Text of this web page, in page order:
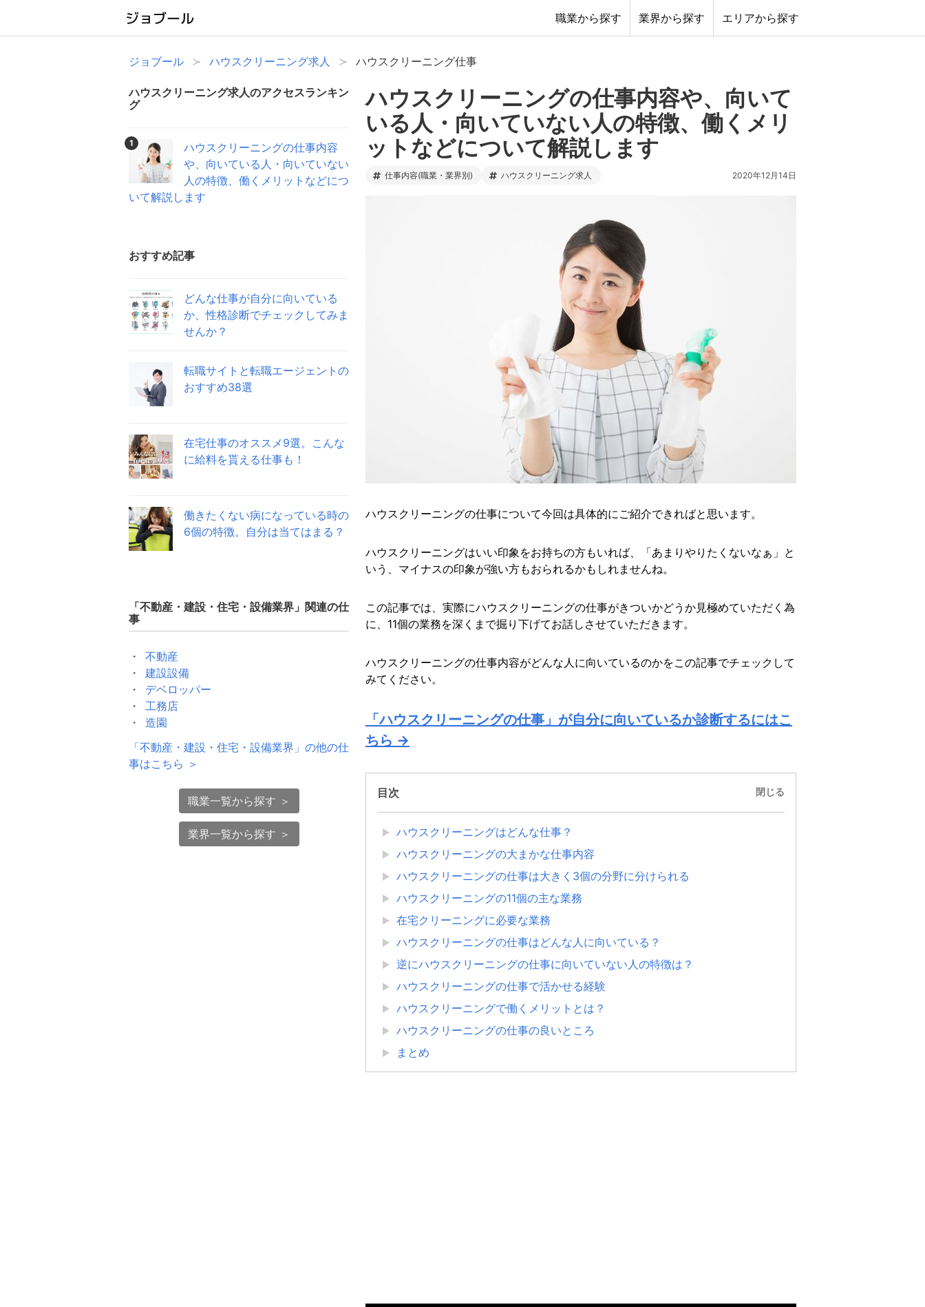
職業から探す 業界から探す エリアから探す
ジョブール ハウスクリーニング求人 ハウスクリーニング仕事
ハウスクリーニング求人のアクセスランキン
グ
1
ハウスクリーニングの仕事内容
や、向いている人・向いていない
人の特徴、働くメリットなどにつ
いて解説します
おすすめ記事
どんな仕事が自分に向いている
か、性格診断でチェックしてみま
せんか？
転職サイトと転職エージェントの
おすすめ38選
在宅仕事のオススメ9選。こんな
に給料を貰える仕事も！
働きたくない病になっている時の
6個の特徴。自分は当てはまる？
「不動産・建設・住宅・設備業界 」関連の仕
事
不動産
建設設備
デベロッパー
工務店
造園
「不動産・建設・住宅・設備業界 」の他の仕
事はこちら ＞
職業一覧から探す ＞
業界一覧から探す ＞
ハウスクリーニングの仕事内容や、向いて
いる人・向いていない人の特徴、働くメリ
ットなどについて解説します
仕事内容(職業・業界別) ハウスクリーニング求人 2020年12月14日
ハウスクリーニングの仕事について今回は具体的にご紹介できればと思います。
ハウスクリーニングはいい印象をお持ちの方もいれば、「あまりやりたくないなぁ」と
いう、マイナスの印象が強い方もおられるかもしれませんね。
この記事では、実際にハウスクリーニングの仕事がきついかどうか見極めていただく為
に、11個の業務を深くまで掘り下げてお話しさせていただきます。
ハウスクリーニングの仕事内容がどんな人に向いているのかをこの記事でチェックして
みてください。
「ハウスクリーニングの仕事」が自分に向いているか診断するにはこ
ちら →
目次 閉じる
ハウスクリーニングはどんな仕事？
ハウスクリーニングの大まかな仕事内容
ハウスクリーニングの仕事は大きく3個の分野に分けられる
ハウスクリーニングの11個の主な業務
在宅クリーニングに必要な業務
ハウスクリーニングの仕事はどんな人に向いている？
逆にハウスクリーニングの仕事に向いていない人の特徴は？
ハウスクリーニングの仕事で活かせる経験
ハウスクリーニングで働くメリットとは？
ハウスクリーニングの仕事の良いところ
まとめ